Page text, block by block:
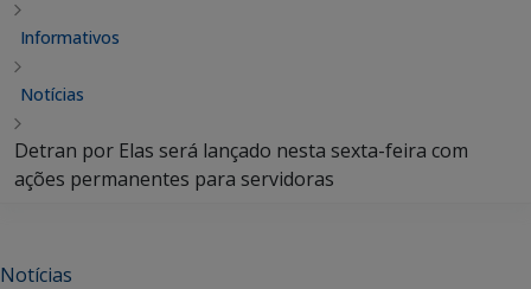
Informativos
Notícias
Detran por Elas será lançado nesta sexta-feira com
ações permanentes para servidoras
Notícias